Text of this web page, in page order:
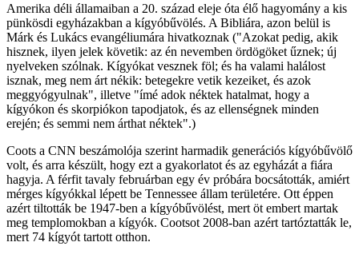
Amerika déli államaiban a 20. század eleje óta élő hagyomány a kis
pünkösdi egyházakban a kígyóbűvölés. A Bibliára, azon belül is
Márk és Lukács evangéliumára hivatkoznak ("Azokat pedig, akik
hisznek, ilyen jelek követik: az én nevemben ördögöket űznek; új
nyelveken szólnak. Kígyókat vesznek föl; és ha valami halálost
isznak, meg nem árt nékik: betegekre vetik kezeiket, és azok
meggyógyulnak", illetve "ímé adok néktek hatalmat, hogy a
kígyókon és skorpiókon tapodjatok, és az ellenségnek minden
erején; és semmi nem árthat néktek".)
Coots a CNN beszámolója szerint harmadik generációs kígyóbűvölő
volt, és arra készült, hogy ezt a gyakorlatot és az egyházát a fiára
hagyja. A férfit tavaly februárban egy év próbára bocsátották, amiért
mérges kígyókkal lépett be Tennessee állam területére. Ott éppen
azért tiltották be 1947-ben a kígyóbűvölést, mert öt embert martak
meg templomokban a kígyók. Cootsot 2008-ban azért tartóztatták le,
mert 74 kígyót tartott otthon.